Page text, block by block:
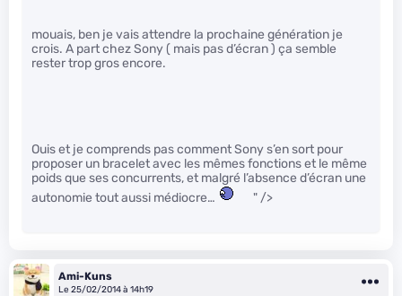
mouais, ben je vais attendre la prochaine génération je
crois. A part chez Sony ( mais pas d’écran ) ça semble
rester trop gros encore.
Ouis et je comprends pas comment Sony s’en sort pour
proposer un bracelet avec les mêmes fonctions et le même
poids que ses concurrents, et malgré l’absence d’écran une
autonomie tout aussi médiocre…
" />
Ami-Kuns
Le 25/02/2014 à 14h19